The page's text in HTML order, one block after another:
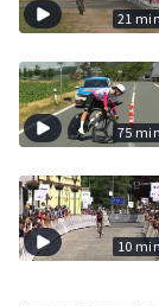
21 min
75 min
10 min